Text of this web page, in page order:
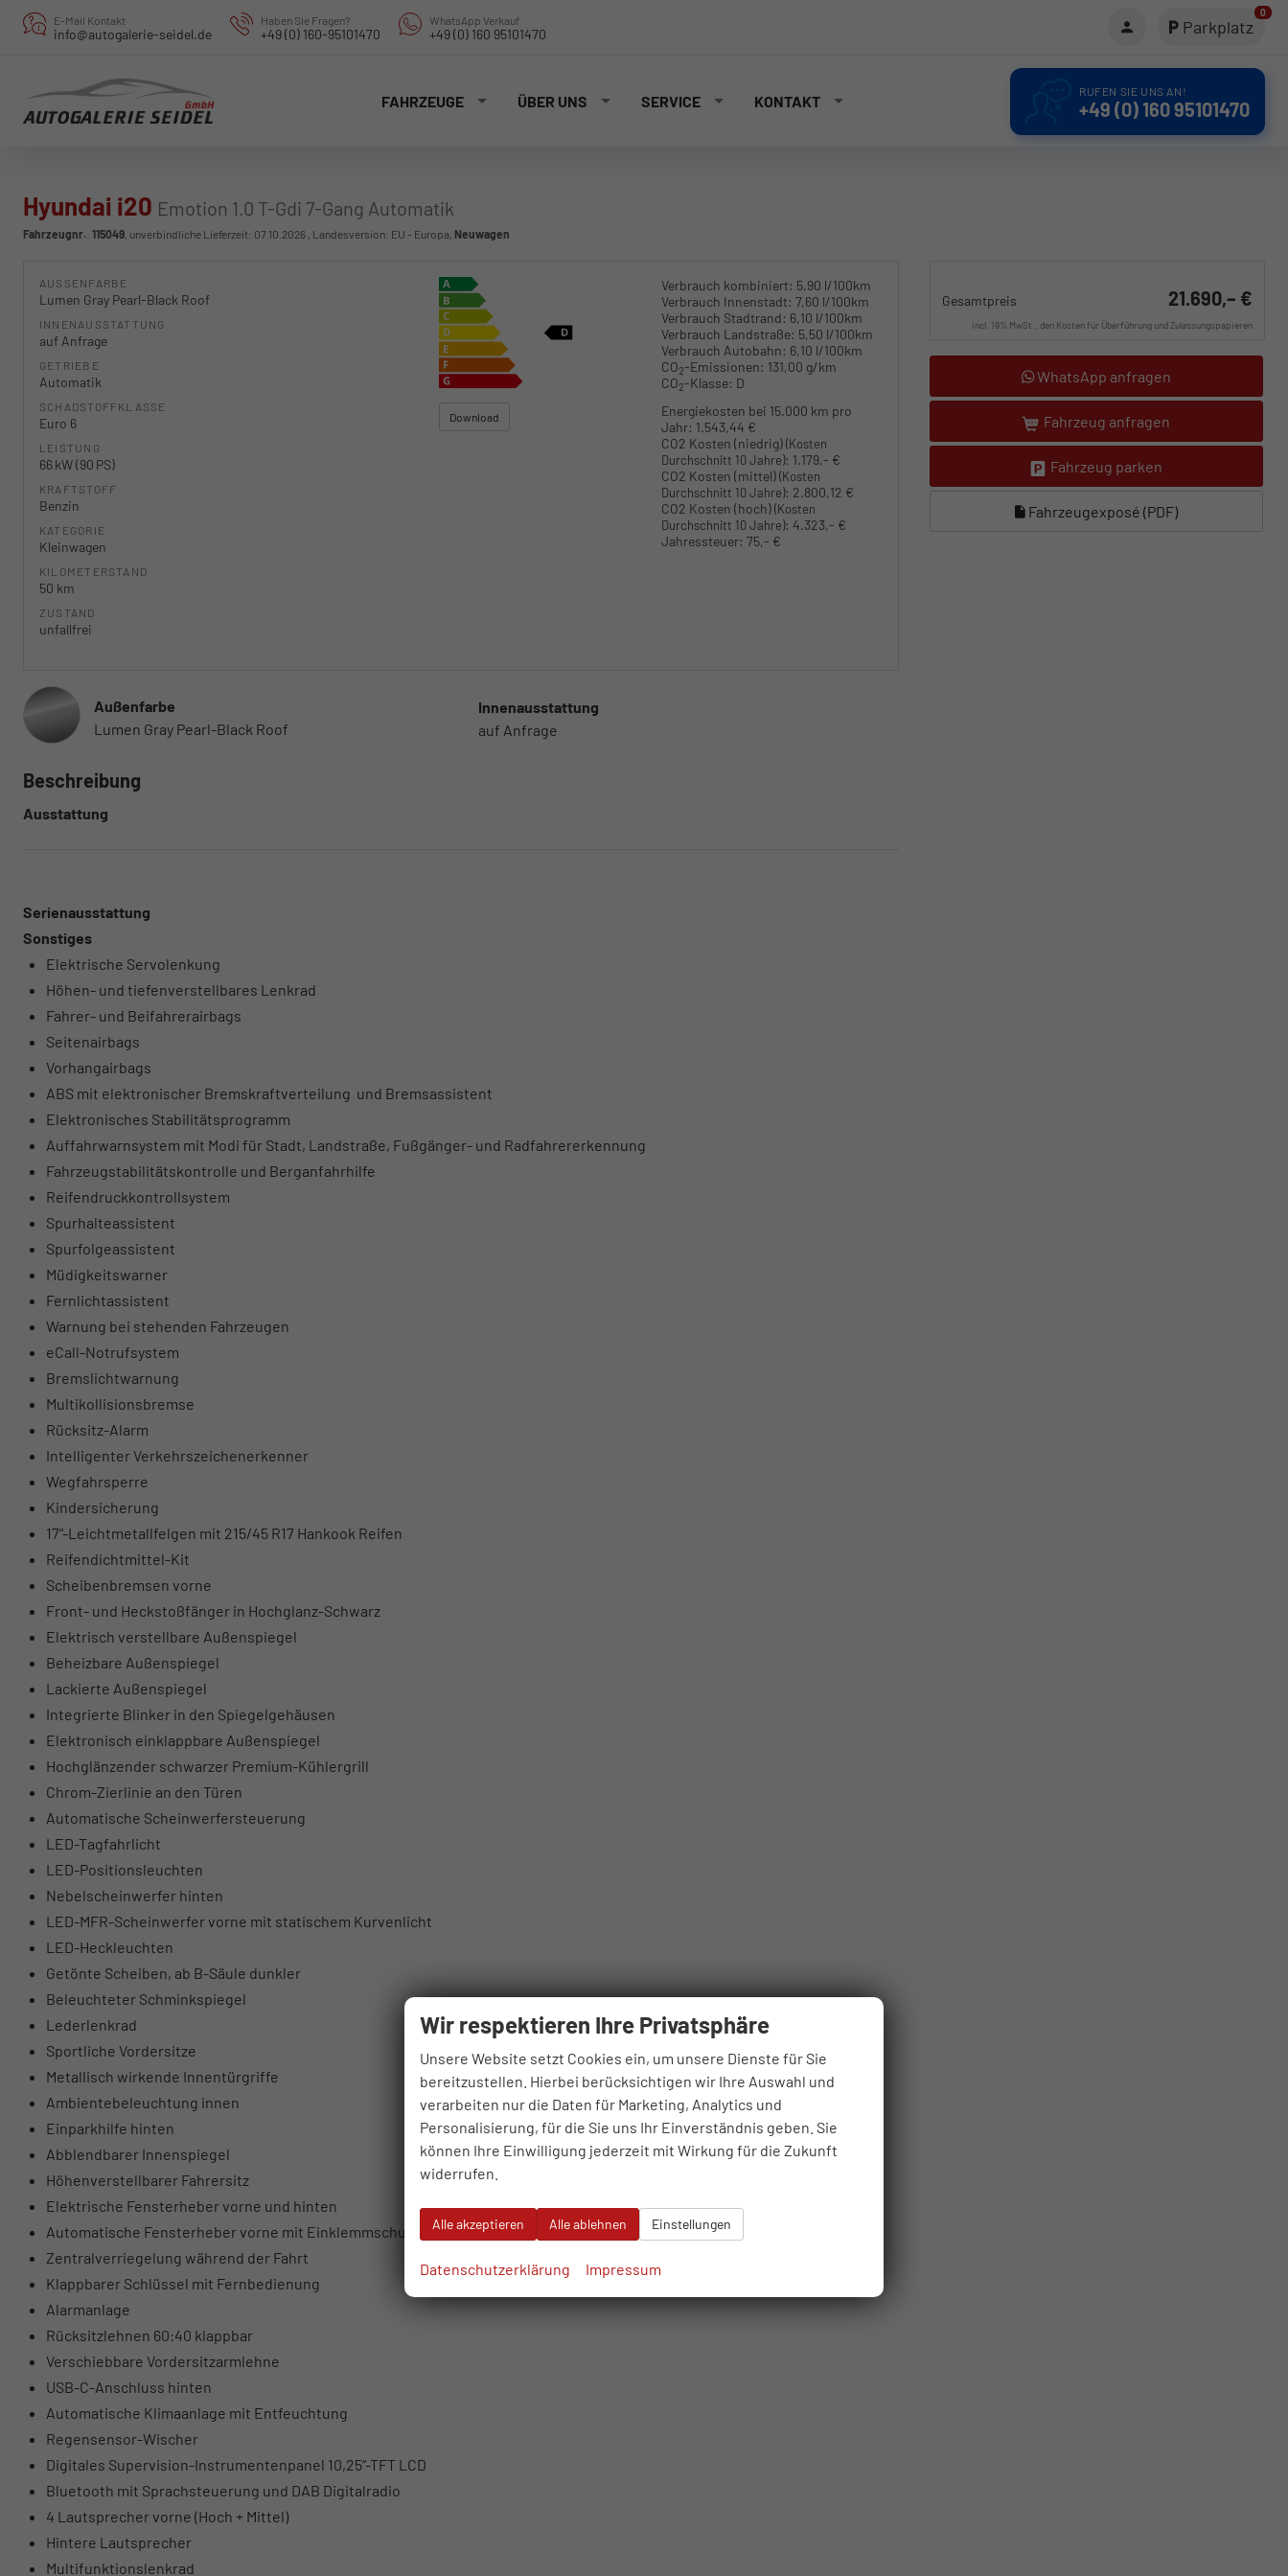
E-Mail Kontakt
info@autogalerie-seidel.de
Haben Sie Fragen?
+49 (0) 160-95101470
WhatsApp Verkauf
+49 (0) 160 95101470 Parkplatz
0
FAHRZEUGE ÜBER UNS SERVICE KONTAKT
RUFEN SIE UNS AN!
+49 (0) 160 95101470
Hyundai i20 Emotion 1.0 T-Gdi 7-Gang Automatik
Fahrzeugnr.: 115049, unverbindliche Lieferzeit: 07.10.2026 , Landesversion: EU - Europa, Neuwagen
Gesamtpreis 21.690,– €
incl. 19% MwSt., den Kosten für Überführung und Zulassungspapieren
WhatsApp anfragen
Fahrzeug anfragen
Fahrzeug parken
Fahrzeugexposé (PDF)
AUSSENFARBE
Lumen Gray Pearl-Black Roof
INNENAUSSTATTUNG
auf Anfrage
GETRIEBE
Automatik
SCHADSTOFFKLASSE
Euro 6
LEISTUNG
66 kW (90 PS)
KRAFTSTOFF
Benzin
KATEGORIE
Kleinwagen
KILOMETERSTAND
50 km
ZUSTAND
unfallfrei
Verbrauch kombiniert: 5,90 l/100km
Verbrauch Innenstadt: 7,60 l/100km
Verbrauch Stadtrand: 6,10 l/100km
Verbrauch Landstraße: 5,50 l/100km
Verbrauch Autobahn: 6,10 l/100km
CO2-Emissionen: 131,00 g/km
CO2-Klasse: D
Download
Energiekosten bei 15.000 km pro
Jahr: 1.543,44 €
CO2 Kosten (niedrig)(Kosten
Durchschnitt 10 Jahre): 1.179,- €
CO2 Kosten (mittel)(Kosten
Durchschnitt 10 Jahre): 2.800,12 €
CO2 Kosten (hoch)(Kosten
Durchschnitt 10 Jahre): 4.323,- €
Jahressteuer: 75,- €
Außenfarbe
Lumen Gray Pearl-Black Roof
Innenausstattung
auf Anfrage
Beschreibung
Ausstattung
Serienausstattung
Sonstiges
Elektrische Servolenkung
Höhen- und tiefenverstellbares Lenkrad
Fahrer- und Beifahrerairbags
Seitenairbags
Vorhangairbags
ABS mit elektronischer Bremskraftverteilung und Bremsassistent
Elektronisches Stabilitätsprogramm
Auffahrwarnsystem mit Modi für Stadt, Landstraße, Fußgänger- und Radfahrererkennung
Fahrzeugstabilitätskontrolle und Berganfahrhilfe
Reifendruckkontrollsystem
Spurhalteassistent
Spurfolgeassistent
Müdigkeitswarner
Fernlichtassistent
Warnung bei stehenden Fahrzeugen
eCall-Notrufsystem
Bremslichtwarnung
Multikollisionsbremse
Rücksitz-Alarm
Intelligenter Verkehrszeichenerkenner
Wegfahrsperre
Kindersicherung
17“-Leichtmetallfelgen mit 215/45 R17 Hankook Reifen
Reifendichtmittel-Kit
Scheibenbremsen vorne
Front- und Heckstoßfänger in Hochglanz-Schwarz
Elektrisch verstellbare Außenspiegel
Beheizbare Außenspiegel
Lackierte Außenspiegel
Integrierte Blinker in den Spiegelgehäusen
Elektronisch einklappbare Außenspiegel
Hochglänzender schwarzer Premium-Kühlergrill
Chrom-Zierlinie an den Türen
Automatische Scheinwerfersteuerung
LED-Tagfahrlicht
LED-Positionsleuchten
Nebelscheinwerfer hinten
LED-MFR-Scheinwerfer vorne mit statischem Kurvenlicht
LED-Heckleuchten
Getönte Scheiben, ab B-Säule dunkler
Beleuchteter Schminkspiegel
Lederlenkrad
Sportliche Vordersitze
Metallisch wirkende Innentürgriffe
Ambientebeleuchtung innen
Einparkhilfe hinten
Abblendbarer Innenspiegel
Höhenverstellbarer Fahrersitz
Elektrische Fensterheber vorne und hinten
Automatische Fensterheber vorne mit Einklemmschutz
Zentralverriegelung während der Fahrt
Klappbarer Schlüssel mit Fernbedienung
Alarmanlage
Rücksitzlehnen 60:40 klappbar
Verschiebbare Vordersitzarmlehne
USB-C-Anschluss hinten
Automatische Klimaanlage mit Entfeuchtung
Regensensor-Wischer
Digitales Supervision-Instrumentenpanel 10,25“-TFT LCD
Bluetooth mit Sprachsteuerung und DAB Digitalradio
4 Lautsprecher vorne (Hoch + Mittel)
Hintere Lautsprecher
Multifunktionslenkrad
Wir respektieren Ihre Privatsphäre
Unsere Website setzt Cookies ein, um unsere Dienste für Sie
bereitzustellen. Hierbei berücksichtigen wir Ihre Auswahl und
verarbeiten nur die Daten für Marketing, Analytics und
Personalisierung, für die Sie uns Ihr Einverständnis geben. Sie
können Ihre Einwilligung jederzeit mit Wirkung für die Zukunft
widerrufen.
Alle akzeptieren Alle ablehnen Einstellungen
Datenschutzerklärung Impressum